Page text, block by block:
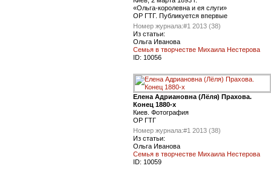
«Ольга-королевна и ея слуги»
ОР ГТГ. Публикуется впервые
Номер журнала:#1 2013 (38)
Из статьи:
Ольга Иванова
Семья в творчестве Михаила Нестерова
ID: 10056
Елена Адриановна (Лёля) Прахова.
Конец 1880-х
Киев. Фотография
ОР ГТГ
Номер журнала:#1 2013 (38)
Из статьи:
Ольга Иванова
Семья в творчестве Михаила Нестерова
ID: 10059